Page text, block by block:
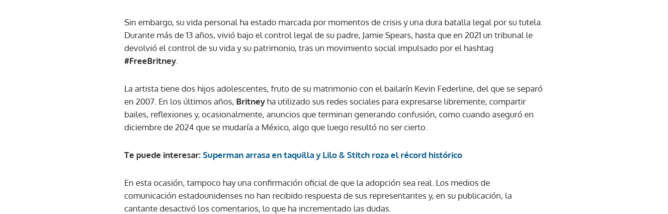
Sin embargo, su vida personal ha estado marcada por momentos de crisis y una dura batalla legal por su tutela.
Durante más de 13 años, vivió bajo el control legal de su padre, Jamie Spears, hasta que en 2021 un tribunal le
devolvió el control de su vida y su patrimonio, tras un movimiento social impulsado por el hashtag
#FreeBritney
La artista tiene dos hijos adolescentes, fruto de su matrimonio con el bailarín Kevin Federline, del que se separó
en 2007. En los últimos años, Britney ha utilizado sus redes sociales para expresarse libremente, compartir
bailes, reflexiones y, ocasionalmente, anuncios que terminan generando confusión, como cuando aseguró en
diciembre de 2024 que se mudaría a México, algo que luego resultó no ser cierto.
Te puede interesar: Superman arrasa en taquilla y Lilo & Stitch roza el récord histórico
En esta ocasión, tampoco hay una confirmación oficial de que la adopción sea real. Los medios de
comunicación estadounidenses no han recibido respuesta de sus representantes y, en su publicación, la
cantante desactivó los comentarios, lo que ha incrementado las dudas.